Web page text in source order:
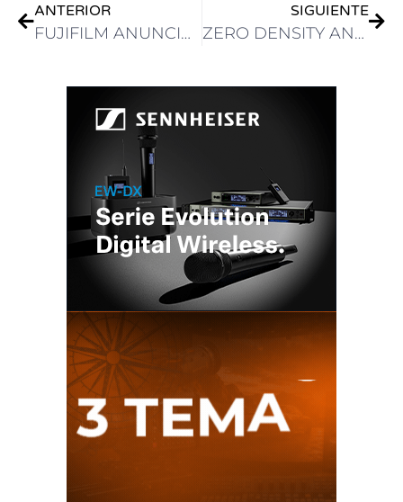
ANTERIOR
FUJIFILM ANUNCIA OFICIALMENTE A PINNACLE GROUP COMO DISTRIBUIDOR AUTORIZADO PARA DISTRIBUIR LA LINEA FUJINON DE LENTES PREMIUM
SIGUIENTE
ZERO DENSITY ANUNCIÓ QUE YA ESTÁ DISPONIBLE EL NUEVO REALITY 5.4 SERVICE PACK 1